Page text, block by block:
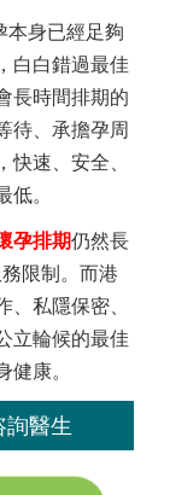
本身已經足夠
白白錯過最佳
長時間排期的
待、承擔孕周
速、安全、
。
孕排期仍然長
限制。而港
私隱保密、
立輪候的最佳
康。
詢醫生